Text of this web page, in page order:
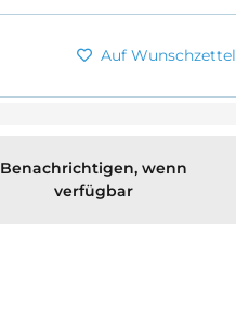
Auf Wunschzettel
Benachrichtigen, wenn
verfügbar